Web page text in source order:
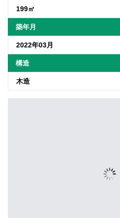
199㎡
築年月
2022年03月
構造
木造